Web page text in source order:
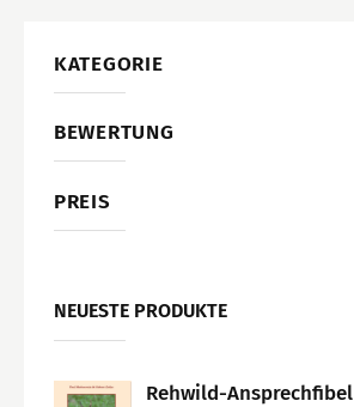
KATEGORIE
BEWERTUNG
PREIS
NEUESTE PRODUKTE
Rehwild-Ansprechfibel